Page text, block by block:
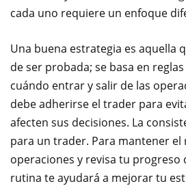
cada uno requiere un enfoque
Una buena estrategia es aquella
de ser probada; se basa en
cuándo entrar y salir de las
debe adherirse el trader para
afecten sus decisiones. La
para un trader. Para mantener
operaciones y revisa tu progreso
rutina te ayudará a mejorar tu